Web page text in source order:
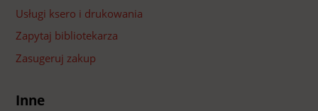
Usługi ksero i drukowania
Zapytaj bibliotekarza
Zasugeruj zakup
Inne